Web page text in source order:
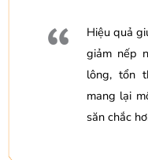
Hiệu quả
giảm nếp
lông, tổn
mang lại
săn chắc